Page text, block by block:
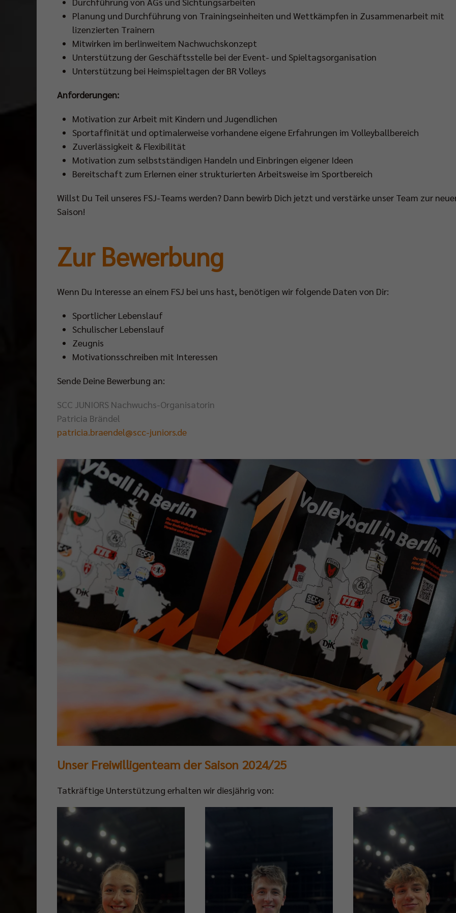
Planung und Durchführung von Trainingseinheiten und Wettkämpfen in Zusammenarbeit mit
lizenzierten Trainern
Mitwirken im berlinweitem Nachwuchskonzept
Unterstützung der Geschäftsstelle bei der Event- und Spieltagsorganisation
Unterstützung bei Heimspieltagen der BR Volleys
Anforderungen:
Motivation zur Arbeit mit Kindern und Jugendlichen
Sportaffinität und optimalerweise vorhandene eigene Erfahrungen im Volleyballbereich
Zuverlässigkeit & Flexibilität
Motivation zum selbstständigen Handeln und Einbringen eigener Ideen
Bereitschaft zum Erlernen einer strukturierten Arbeitsweise im Sportbereich
Willst Du Teil unseres FSJ-Teams werden? Dann bewirb Dich jetzt und verstärke unser Team zur
Saison!
Zur Bewerbung
Wenn Du Interesse an einem FSJ bei uns hast, benötigen wir folgende Daten von Dir:
Sportlicher Lebenslauf
Schulischer Lebenslauf
Zeugnis
Motivationsschreiben mit Interessen
Sende Deine Bewerbung an:
SCC JUNIORS Nachwuchs-Organisatorin
Patricia Brändel
patricia.braendel@scc-juniors.de
Unser Freiwilligenteam der Saison 2024/25
Tatkräftige Unterstützung erhalten wir diesjährig von: